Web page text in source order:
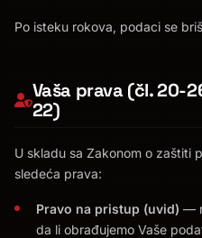
Po isteku rokova, podaci se
Vaša prava (čl. 20-
22)
U skladu sa Zakonom o zaštiti
sledeća prava:
Pravo na pristup (uvid) —
da li obrađujemo Vaše